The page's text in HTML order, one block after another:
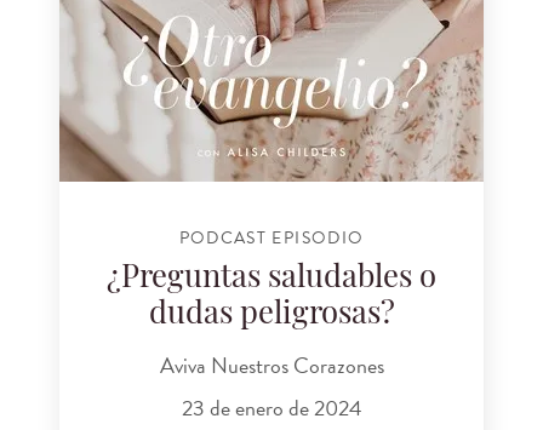
PODCAST EPISODIO
¿Preguntas saludables o
dudas peligrosas?
Aviva Nuestros Corazones
23 de enero de 2024